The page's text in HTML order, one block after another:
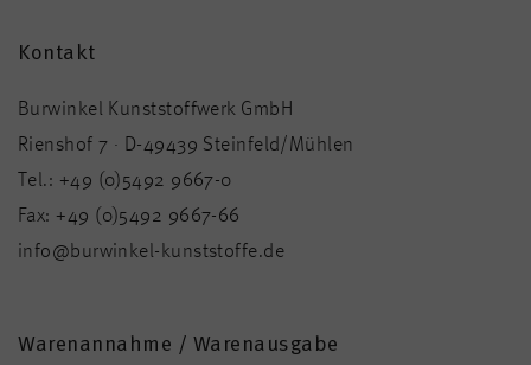
Kontakt
Burwinkel Kunststoffwerk GmbH
Rienshof 7 · D-49439 Steinfeld/Mühlen
Tel.: +49 (0)5492 9667-0
Fax: +49 (0)5492 9667-66
info@burwinkel-kunststoffe.de
Warenannahme / Warenausgabe